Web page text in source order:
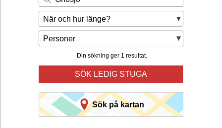
Räkna ut din
hyresintäkt
När och hur länge?
Personer
Din sökning ger 1 resultat.
SÖK LEDIG STUGA
Sök på kartan